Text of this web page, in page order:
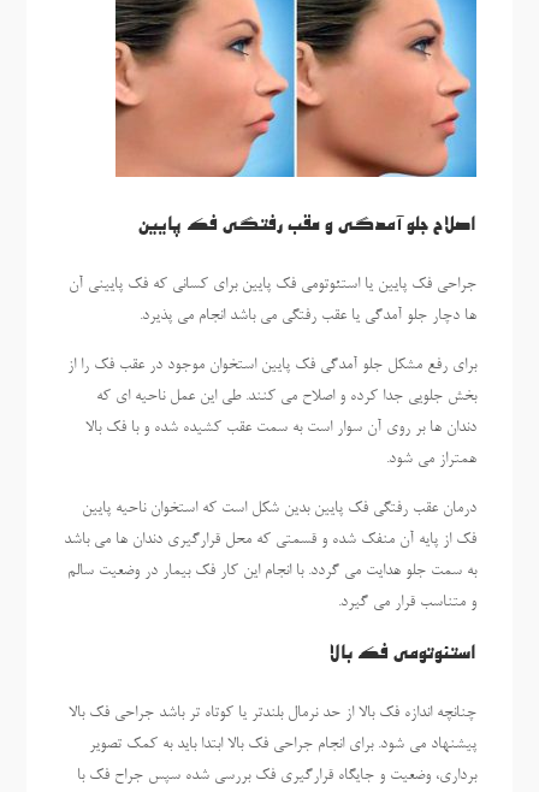
اصلاح جلو آمدگی و عقب رفتگی فک پایین
جراحی فک پایین یا استئوتومی فک پایین برای کسانی که فک پایینی آن
ها دچار جلو آمدگی یا عقب رفتگی می باشد انجام می پذیرد.
برای رفع مشکل جلو آمدگی فک پایین استخوان موجود در عقب فک را از
بخش جلویی جدا کرده و اصلاح می کنند. طی این عمل ناحیه ای که
دندان ها بر روی آن سوار است به سمت عقب کشیده شده و با فک بالا
همتراز می شود.
درمان عقب رفتگی فک پایین بدین شکل است که استخوان ناحیه پایین
فک از پایه آن منفک شده و قسمتی که محل قرارگیری دندان ها می باشد
به سمت جلو هدایت می گردد. با انجام این کار فک بیمار در وضعیت سالم
و متناسب قرار می گیرد.
استئوتومی فک بالا
چنانچه اندازه فک بالا از حد نرمال بلندتر یا کوتاه تر باشد جراحی فک بالا
پیشنهاد می شود. برای انجام جراحی فک بالا ابتدا باید به کمک تصویر
برداری، وضعیت و جایگاه قرارگیری فک بررسی شده سپس جراح فک با